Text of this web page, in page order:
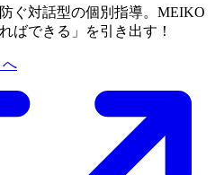
ぐ対話型の個別指導。MEIKO
ばできる」を引き出す！
へ